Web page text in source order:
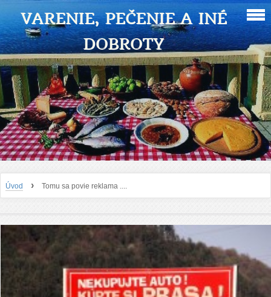
VARENIE, PEČENIE A INÉ
DOBROTY
Úvod › Tomu sa povie reklama ....